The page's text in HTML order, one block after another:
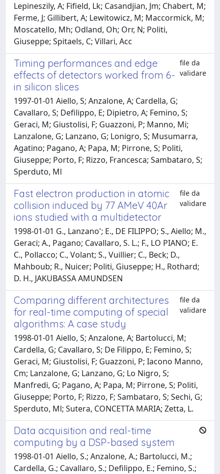
Lepineszily, A; Fifield, Lk; Casandjian, Jm; Chabert, M;
Ferme, J; Gillibert, A; Lewitowicz, M; Maccormick, M;
Moscatello, Mh; Odland, Oh; Orr, N; Politi,
Giuseppe; Spitaels, C; Villari, Acc
Timing performances and edge
effects of detectors worked from 6-
in silicon slices
file da
validare
1997-01-01 Aiello, S; Anzalone, A; Cardella, G;
Cavallaro, S; Defilippo, E; Dipietro, A; Femino, S;
Geraci, M; Giustolisi, F; Guazzoni, P; Manno, Mi;
Lanzalone, G; Lanzano, G; Lonigro, S; Musumarra,
Agatino; Pagano, A; Papa, M; Pirrone, S; Politi,
Giuseppe; Porto, F; Rizzo, Francesca; Sambataro, S;
Sperduto, Ml
Fast electron production in atomic
collision induced by 77 AMeV 40Ar
ions studied with a multidetector
file da
validare
1998-01-01 G., Lanzano'; E., DE FILIPPO; S., Aiello; M.,
Geraci; A., Pagano; Cavallaro, S. L.; F., LO PIANO; E.
C., Pollacco; C., Volant; S., Vuillier; C., Beck; D.,
Mahboub; R., Nuicer; Politi, Giuseppe; H., Rothard;
D. H., JAKUBASSA AMUNDSEN
Comparing different architectures
for real-time computing of special
algorithms: A case study
file da
validare
1998-01-01 Aiello, S; Anzalone, A; Bartolucci, M;
Cardella, G; Cavallaro, S; De Filippo, E; Femino, S;
Geraci, M; Giustolisi, F; Guazzoni, P; Iacono Manno,
Cm; Lanzalone, G; Lanzano, G; Lo Nigro, S;
Manfredi, G; Pagano, A; Papa, M; Pirrone, S; Politi,
Giuseppe; Porto, F; Rizzo, F; Sambataro, S; Sechi, G;
Sperduto, Ml; Sutera, CONCETTA MARIA; Zetta, L.
Data acquisition and real-time
computing by a DSP-based system
1998-01-01 Aiello, S.; Anzalone, A.; Bartolucci, M.;
Cardella, G.; Cavallaro, S.; Defilippo, E.; Femino, S.;